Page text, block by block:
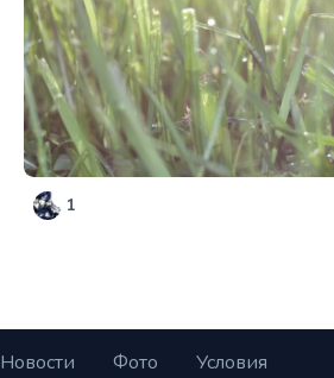
1
Новости Фото Условия